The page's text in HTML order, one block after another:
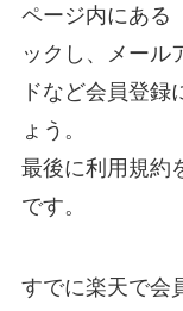
ページ内にある
ックし、メール
ドなど会員登録
ょう。
最後に利用規約
です。
すでに楽天で会